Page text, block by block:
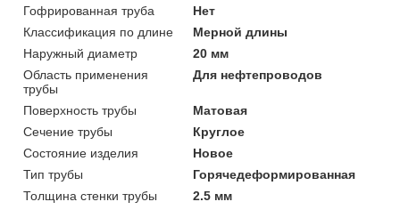
Гофрированная труба
Нет
Классификация по длине
Мерной длины
Наружный диаметр
20 мм
Область применения
трубы
Для нефтепроводов
Поверхность трубы
Матовая
Сечение трубы
Круглое
Состояние изделия
Новое
Тип трубы
Горячедеформированная
Толщина стенки трубы
2.5 мм